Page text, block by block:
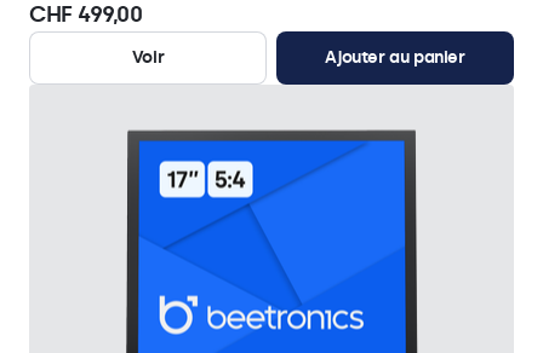
CHF 499,00
Voir Ajouter au panier